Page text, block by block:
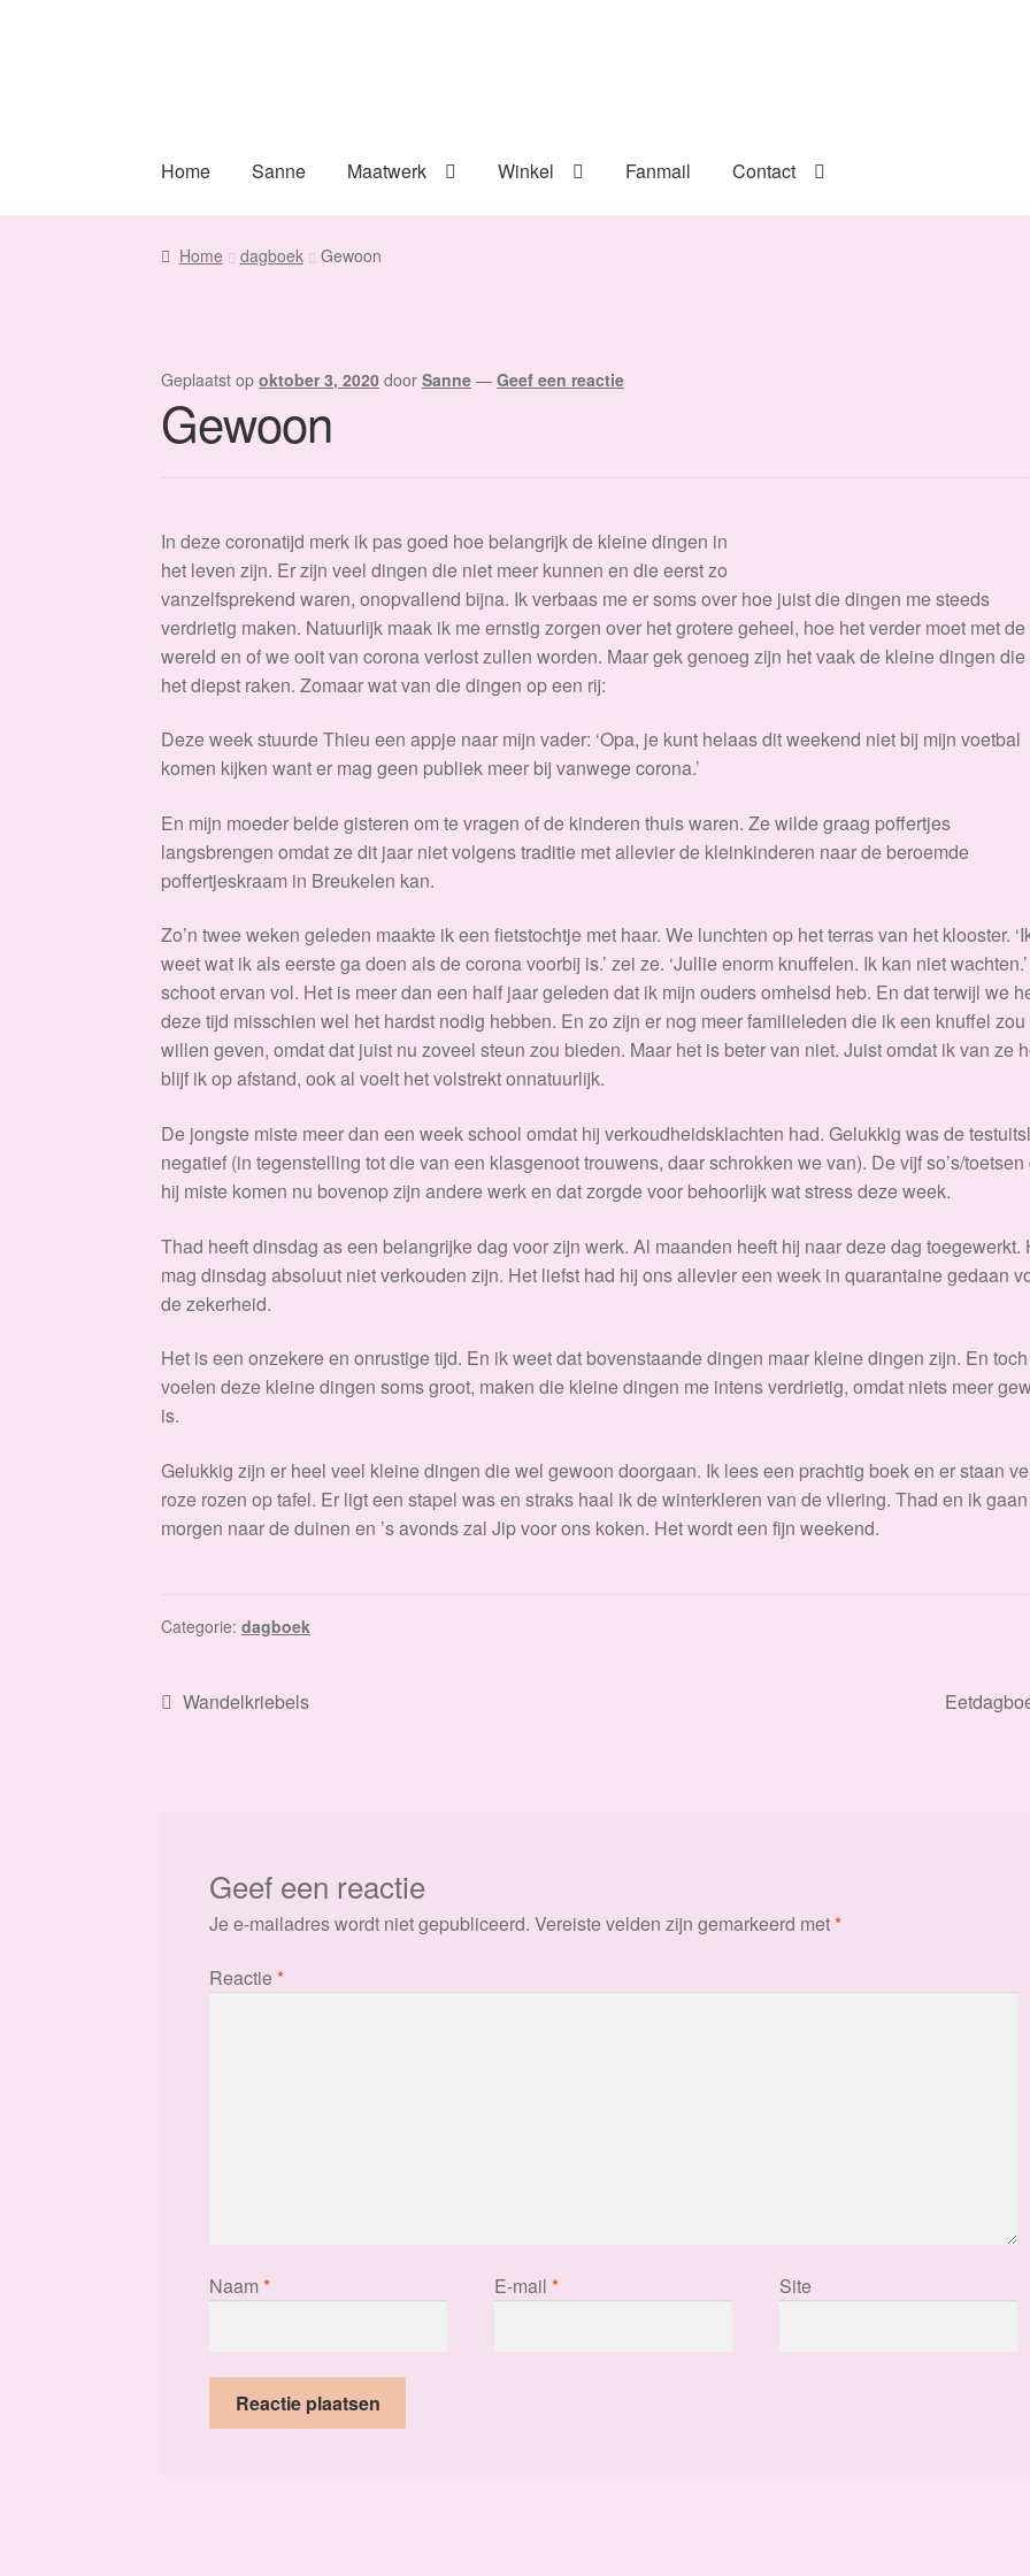
Home
Sanne Maatwerk Winkel Fanmail Contact
Home dagboek Gewoon
Geplaatst opoktober 3, 2020 doorSanne —Geef een reactie
Gewoon
In deze coronatijd merk ik pas goed hoe belangrijk de kleine dingen in
het leven zijn. Er zijn veel dingen die niet meer kunnen en die eerst zo
vanzelfsprekend waren, onopvallend bijna. Ik verbaas me er soms over hoe juist die dingen me steeds
verdrietig maken. Natuurlijk maak ik me ernstig zorgen over het grotere geheel, hoe het verder moet met de
wereld en of we ooit van corona verlost zullen worden. Maar gek genoeg zijn het vaak de kleine dingen die
het diepst raken. Zomaar wat van die dingen op een rij:
Deze week stuurde Thieu een appje naar mijn vader: ‘Opa, je kunt helaas dit weekend niet bij mijn voetbal
komen kijken want er mag geen publiek meer bij vanwege corona.’
En mijn moeder belde gisteren om te vragen of de kinderen thuis waren. Ze wilde graag poffertjes
langsbrengen omdat ze dit jaar niet volgens traditie met allevier de kleinkinderen naar de beroemde
poffertjeskraam in Breukelen kan.
Zo’n twee weken geleden maakte ik een fietstochtje met haar. We lunchten op het terras van het klooster.
weet wat ik als eerste ga doen als de corona voorbij is.’ zei ze. ‘Jullie enorm knuffelen. Ik kan niet
schoot ervan vol. Het is meer dan een half jaar geleden dat ik mijn ouders omhelsd heb. En dat terwijl we
deze tijd misschien wel het hardst nodig hebben. En zo zijn er nog meer familieleden die ik een knuffel zou
willen geven, omdat dat juist nu zoveel steun zou bieden. Maar het is beter van niet. Juist omdat ik van ze
blijf ik op afstand, ook al voelt het volstrekt onnatuurlijk.
De jongste miste meer dan een week school omdat hij verkoudheidsklachten had. Gelukkig was de
negatief (in tegenstelling tot die van een klasgenoot trouwens, daar schrokken we van). De vijf so’s/toetsen
hij miste komen nu bovenop zijn andere werk en dat zorgde voor behoorlijk wat stress deze week.
Thad heeft dinsdag as een belangrijke dag voor zijn werk. Al maanden heeft hij naar deze dag toegewerkt.
mag dinsdag absoluut niet verkouden zijn. Het liefst had hij ons allevier een week in quarantaine gedaan
de zekerheid.
Het is een onzekere en onrustige tijd. En ik weet dat bovenstaande dingen maar kleine dingen zijn. En toch
voelen deze kleine dingen soms groot, maken die kleine dingen me intens verdrietig, omdat niets meer
is.
Gelukkig zijn er heel veel kleine dingen die wel gewoon doorgaan. Ik lees een prachtig boek en er staan
roze rozen op tafel. Er ligt een stapel was en straks haal ik de winterkleren van de vliering. Thad en ik gaan
morgen naar de duinen en ’s avonds zal Jip voor ons koken. Het wordt een fijn weekend.
Categorie:dagboek
Bericht
Vorig
Wandelkriebels
Volgend
Geef een reactie
Je e-mailadres wordt niet gepubliceerd. Vereiste velden zijn gemarkeerd met*
Reactie*
Naam * E-mail * Site